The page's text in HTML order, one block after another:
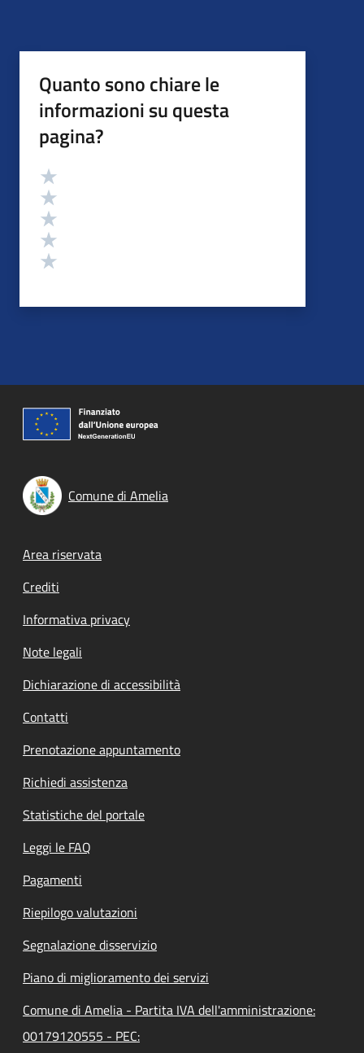
Quanto sono chiare le
informazioni su questa
pagina?
Valutazione
Comune di Amelia
Footer menu
Area riservata
Crediti
Informativa privacy
Note legali
Dichiarazione di accessibilità
Contatti
Prenotazione appuntamento
Richiedi assistenza
Statistiche del portale
Leggi le FAQ
Pagamenti
Riepilogo valutazioni
Segnalazione disservizio
Piano di miglioramento dei servizi
Comune di Amelia - Partita IVA dell'amministrazione:
00179120555 - PEC: